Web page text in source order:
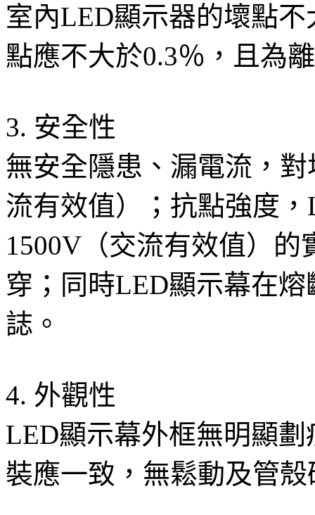
室內LED顯示器的壞點
點應不大於0.3％，且為
3. 安全性
無安全隱患、漏電流，
流有效值）；抗點強度
1500V（交流有效值）
穿；同時LED顯示幕在
誌。
4. 外觀性
LED顯示幕外框無明顯
裝應一致，無鬆動及管